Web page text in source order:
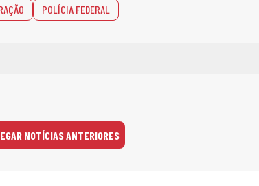
POLÍCIA FEDERAL
NOTÍCIAS ANTERIORES